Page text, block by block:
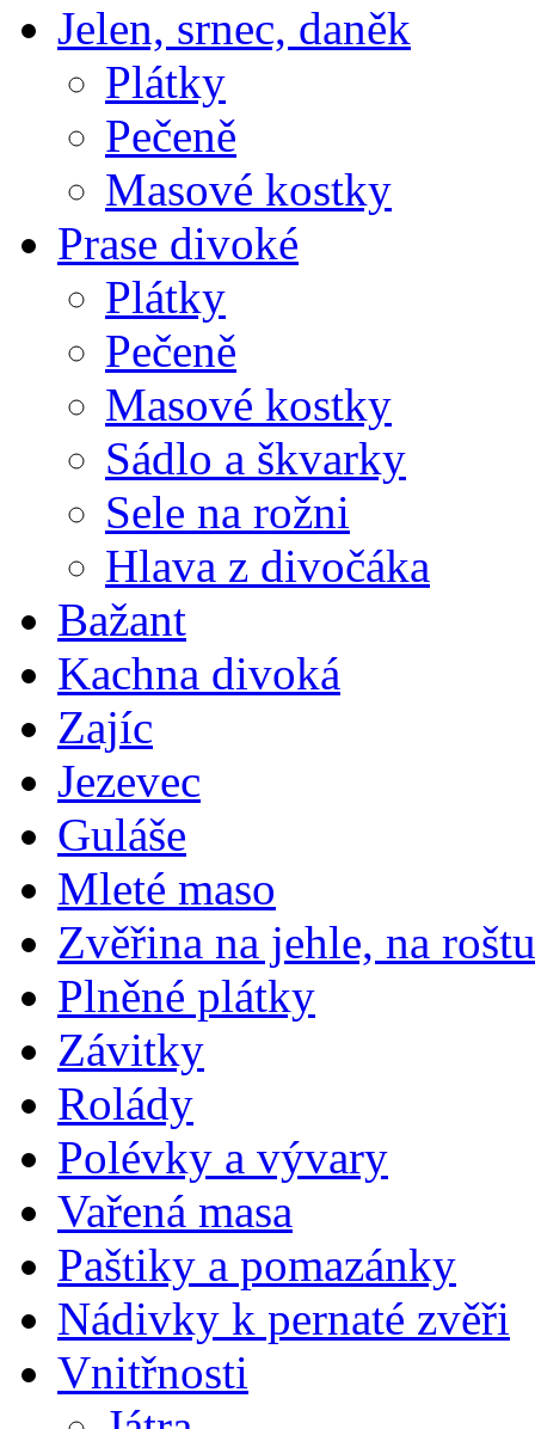
Jelen, srnec, daněk
Plátky
Pečeně
Masové kostky
Prase divoké
Plátky
Pečeně
Masové kostky
Sádlo a škvarky
Sele na rožni
Hlava z divočáka
Bažant
Kachna divoká
Zajíc
Jezevec
Guláše
Mleté maso
Zvěřina na jehle, na roštu
Plněné plátky
Závitky
Rolády
Polévky a vývary
Vařená masa
Paštiky a pomazánky
Nádivky k pernaté zvěři
Vnitřnosti